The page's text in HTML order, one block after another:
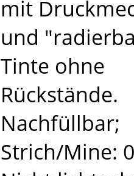
mit
und
Tinte ohne
Rückstände.
Nachfüllbar;
Strich/Mine: